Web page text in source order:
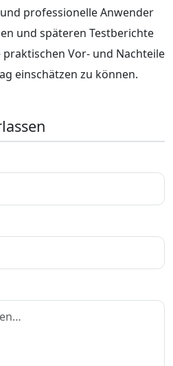
professionelle Anwender
und späteren Testberichte
Vor- und Nachteile
einschätzen zu können.